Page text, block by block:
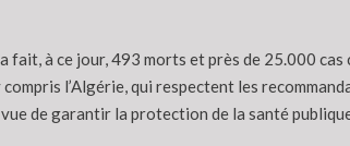
à ce jour, 493 morts et près de 25.000
l’Algérie, qui respectent les
de garantir la protection de la santé publique